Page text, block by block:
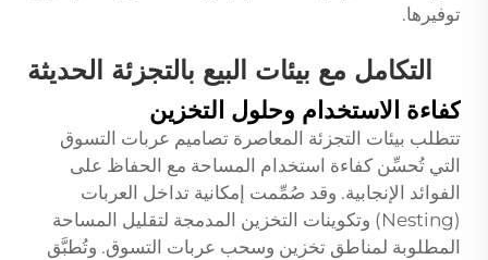
توفيرها.
التكامل مع بيئات البيع بالتجزئة الحديثة
كفاءة الاستخدام وحلول التخزين
تتطلب بيئات التجزئة المعاصرة تصاميم عربات التسوق
التي تُحسِّن كفاءة استخدام المساحة مع الحفاظ على
الفوائد الإنجابية. وقد صُمِّمت إمكانية تداخل العربات
(Nesting) وتكوينات التخزين المدمجة لتقليل المساحة
المطلوبة لمناطق تخزين وسحب عربات التسوق. وتُطبَّق